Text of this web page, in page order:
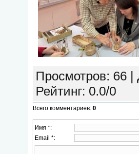
Просмотров: 66 |
Рейтинг: 0.0/0
Всего комментариев: 0
Имя *:
Email *: